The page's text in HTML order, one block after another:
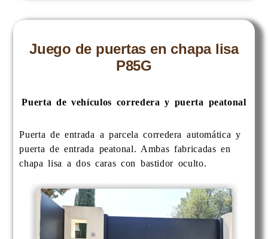
Juego de puertas en chapa lisa
P85G
Puerta de vehículos corredera y puerta peatonal
Puerta de entrada a parcela corredera automática y
puerta de entrada peatonal. Ambas fabricadas en
chapa lisa a dos caras con bastidor oculto.